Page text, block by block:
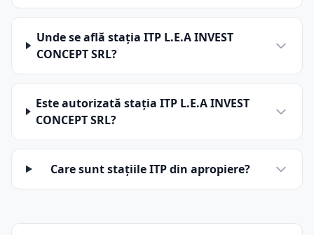
Unde se află stația ITP L.E.A INVEST
CONCEPT SRL?
Este autorizată stația ITP L.E.A INVEST
CONCEPT SRL?
Care sunt stațiile ITP din apropiere?